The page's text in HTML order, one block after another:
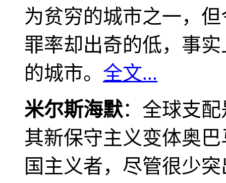
为贫穷的城市之一，
罪率却出奇的低，事
的城市。 全文...
米尔斯海默：全球支
其新保守主义变体奥
国主义者，尽管很少